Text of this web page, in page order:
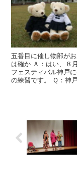
五番目に催し物部が
は確か Ａ：はい、８
フェスティバル神戸
の練習です。 Ｑ：神